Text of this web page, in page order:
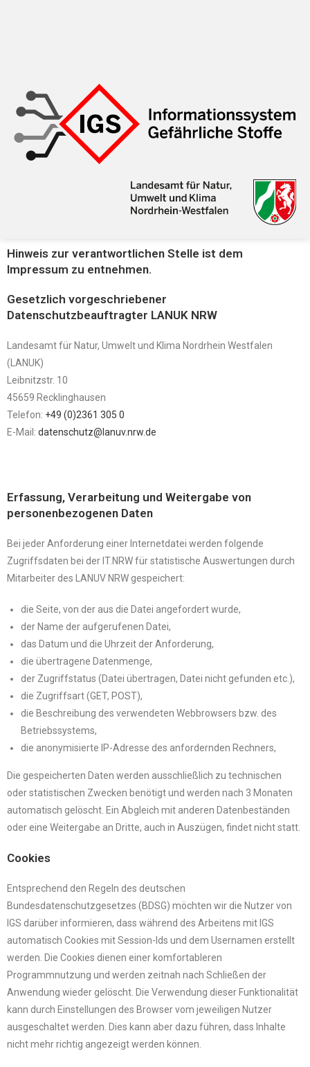
Hinweis zur verantwortlichen Stelle ist dem
Impressum zu entnehmen.
Gesetzlich vorgeschriebener
Datenschutzbeauftragter LANUK NRW
Landesamt für Natur, Umwelt und Klima Nordrhein Westfalen
(LANUK)
Leibnitzstr. 10
45659 Recklinghausen
Telefon: +49 (0)2361 305 0
E-Mail: datenschutz@lanuv.nrw.de
Erfassung, Verarbeitung und Weitergabe von
personenbezogenen Daten
Bei jeder Anforderung einer Internetdatei werden folgende
Zugriffsdaten bei der IT.NRW für statistische Auswertungen durch
Mitarbeiter des LANUV NRW gespeichert:
die Seite, von der aus die Datei angefordert wurde,
der Name der aufgerufenen Datei,
das Datum und die Uhrzeit der Anforderung,
die übertragene Datenmenge,
der Zugriffstatus (Datei übertragen, Datei nicht gefunden etc.),
die Zugriffsart (GET, POST),
die Beschreibung des verwendeten Webbrowsers bzw. des
Betriebssystems,
die anonymisierte IP-Adresse des anfordernden Rechners,
Die gespeicherten Daten werden ausschließlich zu technischen
oder statistischen Zwecken benötigt und werden nach 3 Monaten
automatisch gelöscht. Ein Abgleich mit anderen Datenbeständen
oder eine Weitergabe an Dritte, auch in Auszügen, findet nicht statt.
Cookies
Entsprechend den Regeln des deutschen
Bundesdatenschutzgesetzes (BDSG) möchten wir die Nutzer von
IGS darüber informieren, dass während des Arbeitens mit IGS
automatisch Cookies mit Session-Ids und dem Usernamen erstellt
werden. Die Cookies dienen einer komfortableren
Programmnutzung und werden zeitnah nach Schließen der
Anwendung wieder gelöscht. Die Verwendung dieser Funktionalität
kann durch Einstellungen des Browser vom jeweiligen Nutzer
ausgeschaltet werden. Dies kann aber dazu führen, dass Inhalte
nicht mehr richtig angezeigt werden können.